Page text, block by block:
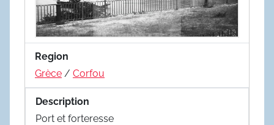
Region
Grèce / Corfou
Description
Port et forteresse